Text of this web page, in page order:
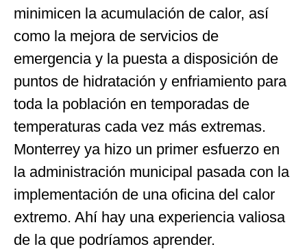
minimicen la acumulación de calor, así
como la mejora de servicios de
emergencia y la puesta a disposición de
puntos de hidratación y enfriamiento para
toda la población en temporadas de
temperaturas cada vez más extremas.
Monterrey ya hizo un primer esfuerzo en
la administración municipal pasada con la
implementación de una oficina del calor
extremo. Ahí hay una experiencia valiosa
de la que podríamos aprender.